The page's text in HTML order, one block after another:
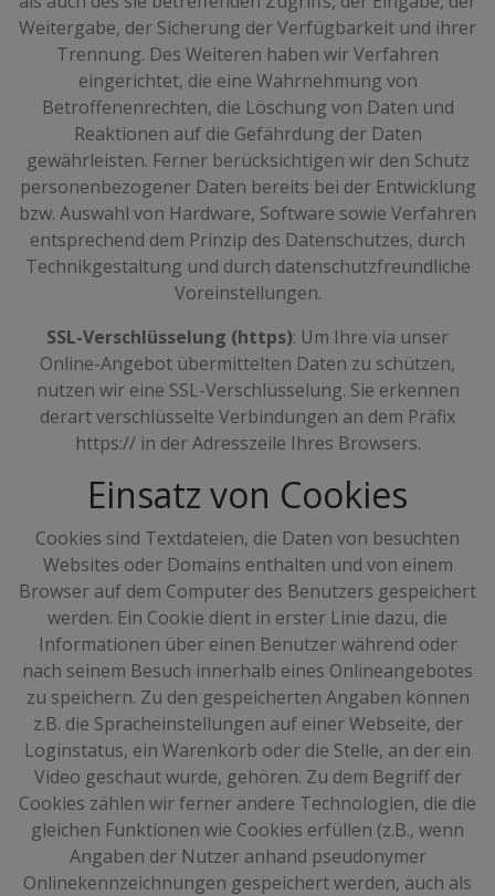
Weitergabe, der Sicherung der Verfügbarkeit und ihrer
Trennung. Des Weiteren haben wir Verfahren
eingerichtet, die eine Wahrnehmung von
Betroffenenrechten, die Löschung von Daten und
Reaktionen auf die Gefährdung der Daten
gewährleisten. Ferner berücksichtigen wir den Schutz
personenbezogener Daten bereits bei der Entwicklung
bzw. Auswahl von Hardware, Software sowie Verfahren
entsprechend dem Prinzip des Datenschutzes, durch
Technikgestaltung und durch datenschutzfreundliche
Voreinstellungen.
SSL-Verschlüsselung (https): Um Ihre via unser
Online-Angebot übermittelten Daten zu schützen,
nutzen wir eine SSL-Verschlüsselung. Sie erkennen
derart verschlüsselte Verbindungen an dem Präfix
https:// in der Adresszeile Ihres Browsers.
Einsatz von Cookies
Cookies sind Textdateien, die Daten von besuchten
Websites oder Domains enthalten und von einem
Browser auf dem Computer des Benutzers gespeichert
werden. Ein Cookie dient in erster Linie dazu, die
Informationen über einen Benutzer während oder
nach seinem Besuch innerhalb eines Onlineangebotes
zu speichern. Zu den gespeicherten Angaben können
z.B. die Spracheinstellungen auf einer Webseite, der
Loginstatus, ein Warenkorb oder die Stelle, an der ein
Video geschaut wurde, gehören. Zu dem Begriff der
Cookies zählen wir ferner andere Technologien, die die
gleichen Funktionen wie Cookies erfüllen (z.B., wenn
Angaben der Nutzer anhand pseudonymer
Onlinekennzeichnungen gespeichert werden, auch als